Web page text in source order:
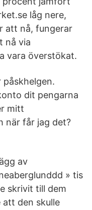
låg nere,
att nå, fungerar
nå via
vara överstökat.
påskhelgen.
dit pengarna
mitt
när får jag det?
av
» tis
skrivit till dem
den skulle